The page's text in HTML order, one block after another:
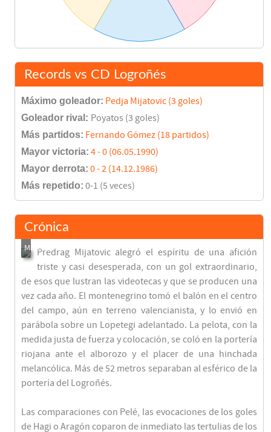
Records vs CD Logroñés
Máximo goleador: Pedja Mijatovic (3 goles)
Goleador rival: Poyatos (3 goles)
Más partidos: Fernando Gómez (18 partidos)
Mayor victoria: 4 - 0 (06.05.1990)
Mayor derrota: 0 - 2 (14.12.1986)
Más repetido: 0-1 (5 veces)
Crónica
Predrag Mijatovic alegró el espíritu de una afición
triste y casi desesperada, con un gol extraordinario,
de esos que lustran las videotecas y que se producen una
vez cada año. El montenegrino tomó el balón en el centro
del campo, aún en terreno valencianista, y lo envió en
parábola sobre un Lopetegi adelantado. La pelota, con la
medida justa de fuerza y colocación, se coló en la portería
riojana ante el alborozo y el placer de una hinchada
melancólica. Más de 52 metros separaban al esférico de la
portería del Logroñés.
Las comparaciones con Pelé, las evocaciones de los goles
de Hagi o Aragón coparon de inmediato las tertulias de los